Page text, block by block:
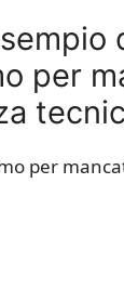
per
per